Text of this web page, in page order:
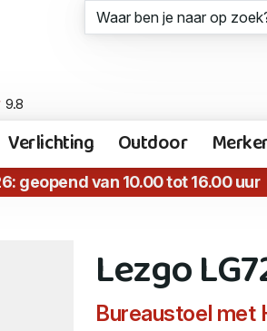
9.8
Verlichting Outdoor
geopend van 10.00 tot 16.00 uur
Lezgo
Bureaustoel met